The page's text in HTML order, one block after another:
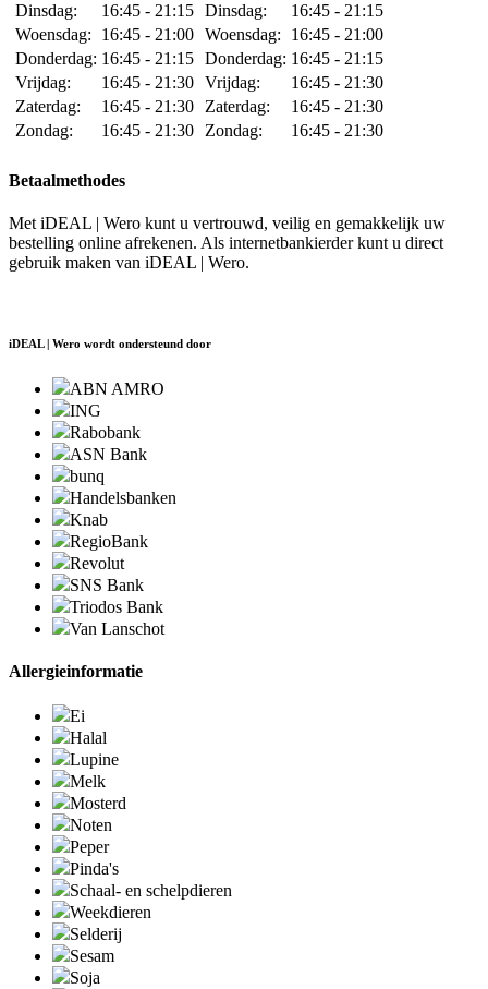
Dinsdag:
16:45 - 21:15
Woensdag:
16:45 - 21:00
Donderdag: 16:45 - 21:15
Vrijdag:
16:45 - 21:30
Zaterdag:
16:45 - 21:30
Zondag:
16:45 - 21:30
Dinsdag:
16:45 - 21:15
Woensdag:
16:45 - 21:00
Donderdag: 16:45 - 21:15
Vrijdag:
16:45 - 21:30
Zaterdag:
16:45 - 21:30
Zondag:
16:45 - 21:30
Betaalmethodes
Met iDEAL | Wero kunt u vertrouwd, veilig en gemakkelijk uw
bestelling online afrekenen. Als internetbankierder kunt u direct
gebruik maken van iDEAL | Wero.
iDEAL | Wero wordt ondersteund door
ABN AMRO
ING
Rabobank
ASN Bank
bunq
Handelsbanken
Knab
RegioBank
Revolut
SNS Bank
Triodos Bank
Van Lanschot
Allergieinformatie
Ei
Halal
Lupine
Melk
Mosterd
Noten
Peper
Pinda's
Schaal- en schelpdieren
Weekdieren
Selderij
Sesam
Soja